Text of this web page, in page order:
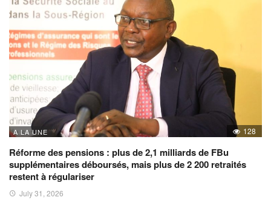
A LA UNE 128
Réforme des pensions : plus de 2,1 milliards de FBu
supplémentaires déboursés, mais plus de 2 200 retraités
restent à régulariser
July 31, 2026